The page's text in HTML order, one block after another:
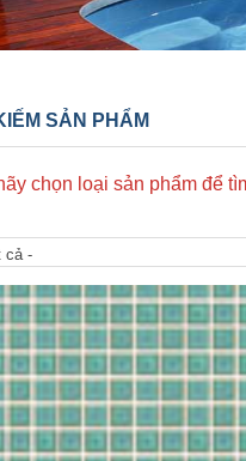
ở đây
SẢN PHẨM
chọn loại sản phẩm để
cả -